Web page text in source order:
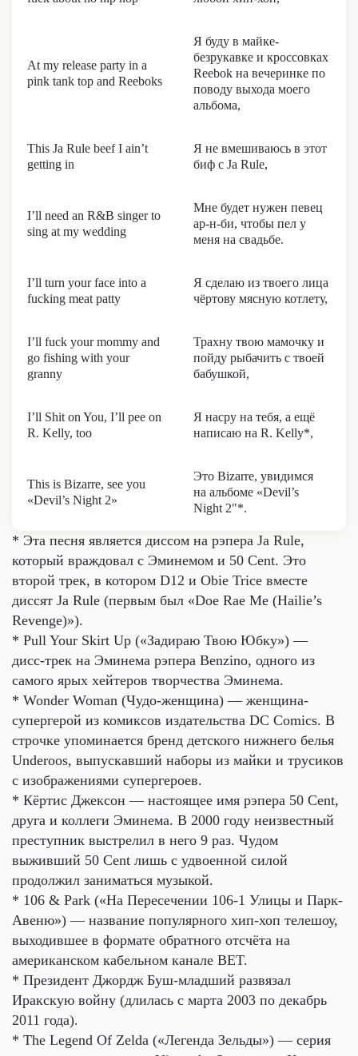
At my release party in a
pink tank top and Reeboks
Я буду в майке-
безрукавке и кроссовках
Reebok на вечеринке по
поводу выхода моего
альбома,
This Ja Rule beef I ain’t
getting in
Я не вмешиваюсь в этот
биф с Ja Rule,
I’ll need an R&B singer to
sing at my wedding
Мне будет нужен певец
ар-н-би, чтобы пел у
меня на свадьбе.
I’ll turn your face into a
fucking meat patty
Я сделаю из твоего лица
чёртову мясную котлету,
I’ll fuck your mommy and
go fishing with your
granny
Трахну твою мамочку и
пойду рыбачить с твоей
бабушкой,
I’ll Shit on You, I’ll pee on
R. Kelly, too
Я насру на тебя, а ещё
написаю на R. Kelly*,
This is Bizarre, see you
«Devil’s Night 2»
Это Bizarre, увидимся
на альбоме «Devil’s
Night 2″*.
* Эта песня является диссом на рэпера Ja Rule,
который враждовал с Эминемом и 50 Cent. Это
второй трек, в котором D12 и Obie Trice вместе
диссят Ja Rule (первым был «Doe Rae Me (Hailie’s
Revenge)»).
* Pull Your Skirt Up («Задираю Твою Юбку») —
дисс-трек на Эминема рэпера Benzino, одного из
самого ярых хейтеров творчества Эминема.
* Wonder Woman (Чудо-женщина) — женщина-
супергерой из комиксов издательства DC Comics. В
строчке упоминается бренд детского нижнего белья
Underoos, выпускавший наборы из майки и трусиков
с изображениями супергероев.
* Кёртис Джексон — настоящее имя рэпера 50 Cent,
друга и коллеги Эминема. В 2000 году неизвестный
преступник выстрелил в него 9 раз. Чудом
выживший 50 Cent лишь с удвоенной силой
продолжил заниматься музыкой.
* 106 & Park («На Пересечении 106-1 Улицы и Парк-
Авеню») — название популярного хип-хоп телешоу,
выходившее в формате обратного отсчёта на
американском кабельном канале BET.
* Президент Джордж Буш-младший развязал
Иракскую войну (длилась с марта 2003 по декабрь
2011 года).
* The Legend Of Zelda («Легенда Зельды») — серия